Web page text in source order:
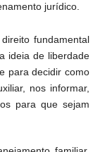
jurídico.
fundamental
ideia de liberdade
para decidir como
nos informar,
para que sejam